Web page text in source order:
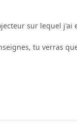
sur lequel
tu verras